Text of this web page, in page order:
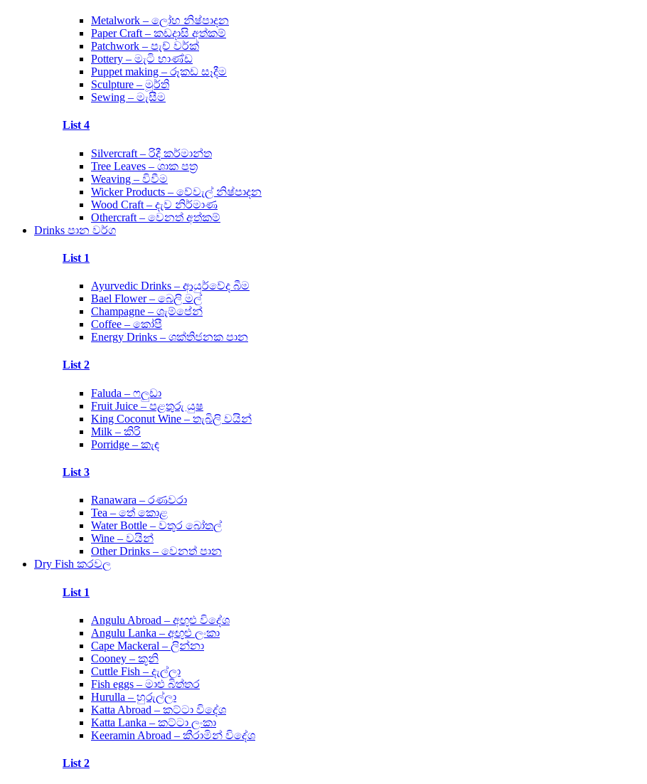
Metalwork – ලෝහ නිෂ්පාදන
Paper Craft – කඩදාසි අත්කම්
Patchwork – පැච් වර්ක්
Pottery – මැටි භාණ්ඩ
Puppet making – රූකඩ සෑදීම
Sculpture – මූර්ති
Sewing – මැසීම
List 4
Silvercraft – රිදී කර්මාන්ත
Tree Leaves – ශාක පත්‍ර
Weaving – විවීම
Wicker Products – වේවැල් නිෂ්පාදන
Wood Craft – දැව නිර්මාණ
Othercraft – වෙනත් අත්කම්
Drinks පාන වර්ග
List 1
Ayurvedic Drinks – ආයුර්වේද බීම
Bael Flower – බෙලි මල්
Champagne – ශැම්පේන්
Coffee – කෝපී
Energy Drinks – ශක්තිජනක පාන
List 2
Faluda – ෆලුඩා
Fruit Juice – පළතුරු යුෂ
King Coconut Wine – තැබිලි වයින්
Milk – කිරි
Porridge – කැඳ
List 3
Ranawara – රණවරා
Tea – තේ කොළ
Water Bottle – වතුර බෝතල්
Wine – වයින්
Other Drinks – වෙනත් පාන
Dry Fish කරවල
List 1
Angulu Abroad – අඟුළු විදේශ
Angulu Lanka – අඟුළු ලංකා
Cape Mackeral – ලින්නා
Cooney – කූනි
Cuttle Fish – දැල්ලා
Fish eggs – මාළු බිත්තර
Hurulla – හුරුල්ලා
Katta Abroad – කට්ටා විදේශ
Katta Lanka – කට්ටා ලංකා
Keeramin Abroad – කීරාමින් විදේශ
List 2